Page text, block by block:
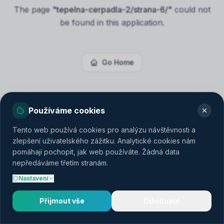
The page "tepelna-cerpadla-2/strana-6/"could not
be found in this application.
Go Home
Používáme cookies
Tento web používá cookies pro analýzu návštěvnosti a
zlepšení uživatelského zážitku. Analytické cookies nám
pomáhají pochopit, jak web používáte. Žádná data
nepředáváme třetím stranám.
Nastavení
Přijmout vše